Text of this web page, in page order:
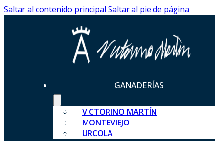
Saltar al contenido principal Saltar al pie de página
GANADERÍAS
VICTORINO MARTÍN
MONTEVIEJO
URCOLA